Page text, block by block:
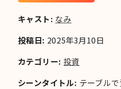
キャスト: なみ
投稿日: 2025年3月10日
カテゴリー: 投資
シーンタイトル: テーブル